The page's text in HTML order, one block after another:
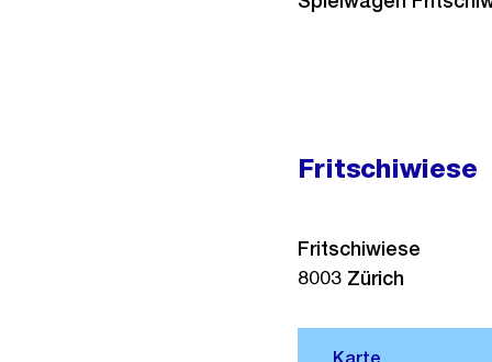
Fritschiwiese
Fritschiwiese
8003 Zürich